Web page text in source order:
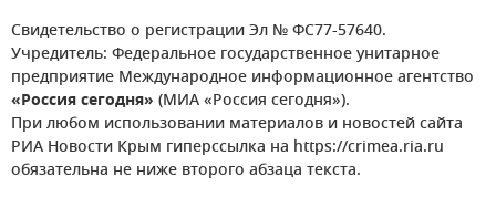
Свидетельство о регистрации Эл № ФС77-57640.
Учредитель: Федеральное государственное унитарное
предприятие Международное информационное агентство
«Россия сегодня» (МИА «Россия сегодня»).
При любом использовании материалов и новостей сайта
РИА Новости Крым гиперссылка на https://crimea.ria.ru
обязательна не ниже второго абзаца текста.